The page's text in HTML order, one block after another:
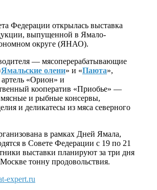
Федерации открылась выставка
выпущенной в Ямало-
округе (ЯНАО).
— мясоперерабатывающие
Ямальские олени» и «Паюта»,
«Орион» и
кооператив «Приобье» —
мясные и рыбные консервы,
и деликатесы из мяса северного
в рамках Дней Ямала,
в Совете Федерации с 19 по 21
выставки планируют за три дня
тонну продовольствия.
expert.ru